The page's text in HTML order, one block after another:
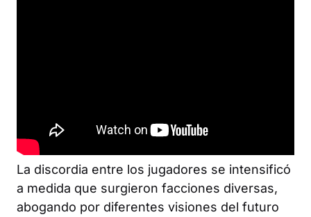
La discordia entre los jugadores se intensificó
a medida que surgieron facciones diversas,
abogando por diferentes visiones del futuro